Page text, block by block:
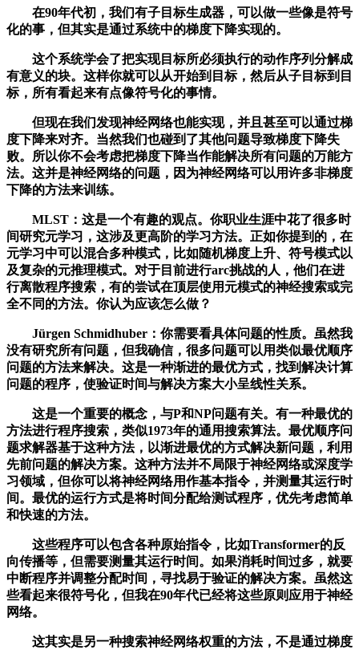
在90年代初，我们有子目标生成器，可以做一些像是符号
化的事，但其实是通过系统中的梯度下降实现的。
这个系统学会了把实现目标所必须执行的动作序列分解成
有意义的块。这样你就可以从开始到目标，然后从子目标到目
标，所有看起来有点像符号化的事情。
但现在我们发现神经网络也能实现，并且甚至可以通过梯
度下降来对齐。当然我们也碰到了其他问题导致梯度下降失
败。所以你不会考虑把梯度下降当作能解决所有问题的万能方
法。这并是神经网络的问题，因为神经网络可以用许多非梯度
下降的方法来训练。
MLST：这是一个有趣的观点。你职业生涯中花了很多时
间研究元学习，这涉及更高阶的学习方法。正如你提到的，在
元学习中可以混合多种模式，比如随机梯度上升、符号模式以
及复杂的元推理模式。对于目前进行arc挑战的人，他们在进
行离散程序搜索，有的尝试在顶层使用元模式的神经搜索或完
全不同的方法。你认为应该怎么做？
Jürgen Schmidhuber：你需要看具体问题的性质。虽然我
没有研究所有问题，但我确信，很多问题可以用类似最优顺序
问题的方法来解决。这是一种渐进的最优方式，找到解决计算
问题的程序，使验证时间与解决方案大小呈线性关系。
这是一个重要的概念，与P和NP问题有关。有一种最优的
方法进行程序搜索，类似1973年的通用搜索算法。最优顺序问
题求解器基于这种方法，以渐进最优的方式解决新问题，利用
先前问题的解决方案。这种方法并不局限于神经网络或深度学
习领域，但你可以将神经网络用作基本指令，并测量其运行时
间。最优的运行方式是将时间分配给测试程序，优先考虑简单
和快速的方法。
这些程序可以包含各种原始指令，比如Transformer的反
向传播等，但需要测量其运行时间。如果消耗时间过多，就要
中断程序并调整分配时间，寻找易于验证的解决方案。虽然这
些看起来很符号化，但我在90年代已经将这些原则应用于神经
网络。
这其实是另一种搜索神经网络权重的方法，不是通过梯度